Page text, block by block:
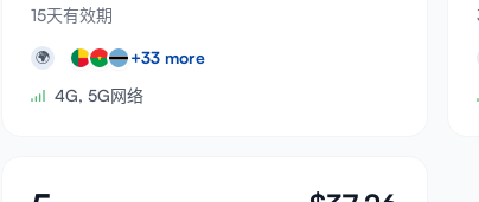
15天有效期
🌍 +33 more
4G, 5G网络